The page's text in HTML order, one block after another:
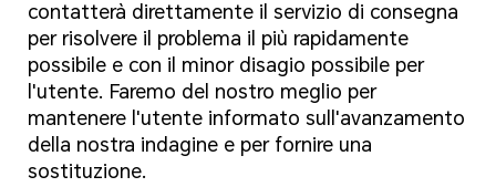
contatterà direttamente il servizio di consegna
per risolvere il problema il più rapidamente
possibile e con il minor disagio possibile per
l'utente. Faremo del nostro meglio per
mantenere l'utente informato sull'avanzamento
della nostra indagine e per fornire una
sostituzione.